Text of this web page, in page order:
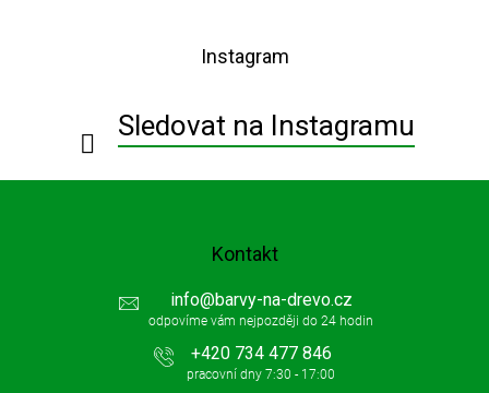
Instagram
Sledovat na Instagramu
Kontakt
info@barvy-na-drevo.cz
+420 734 477 846